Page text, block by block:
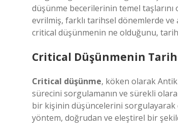
düşünme becerilerinin temel
evrilmiş, farklı tarihsel dönemlerde ve
critical düşünmenin ne olduğunu,
Critical Düşünmenin
Critical düşünme, köken olarak
sürecini sorgulamanın ve sürekli
bir kişinin düşüncelerini sorgulayarak
yöntem, doğrudan ve eleştirel bir